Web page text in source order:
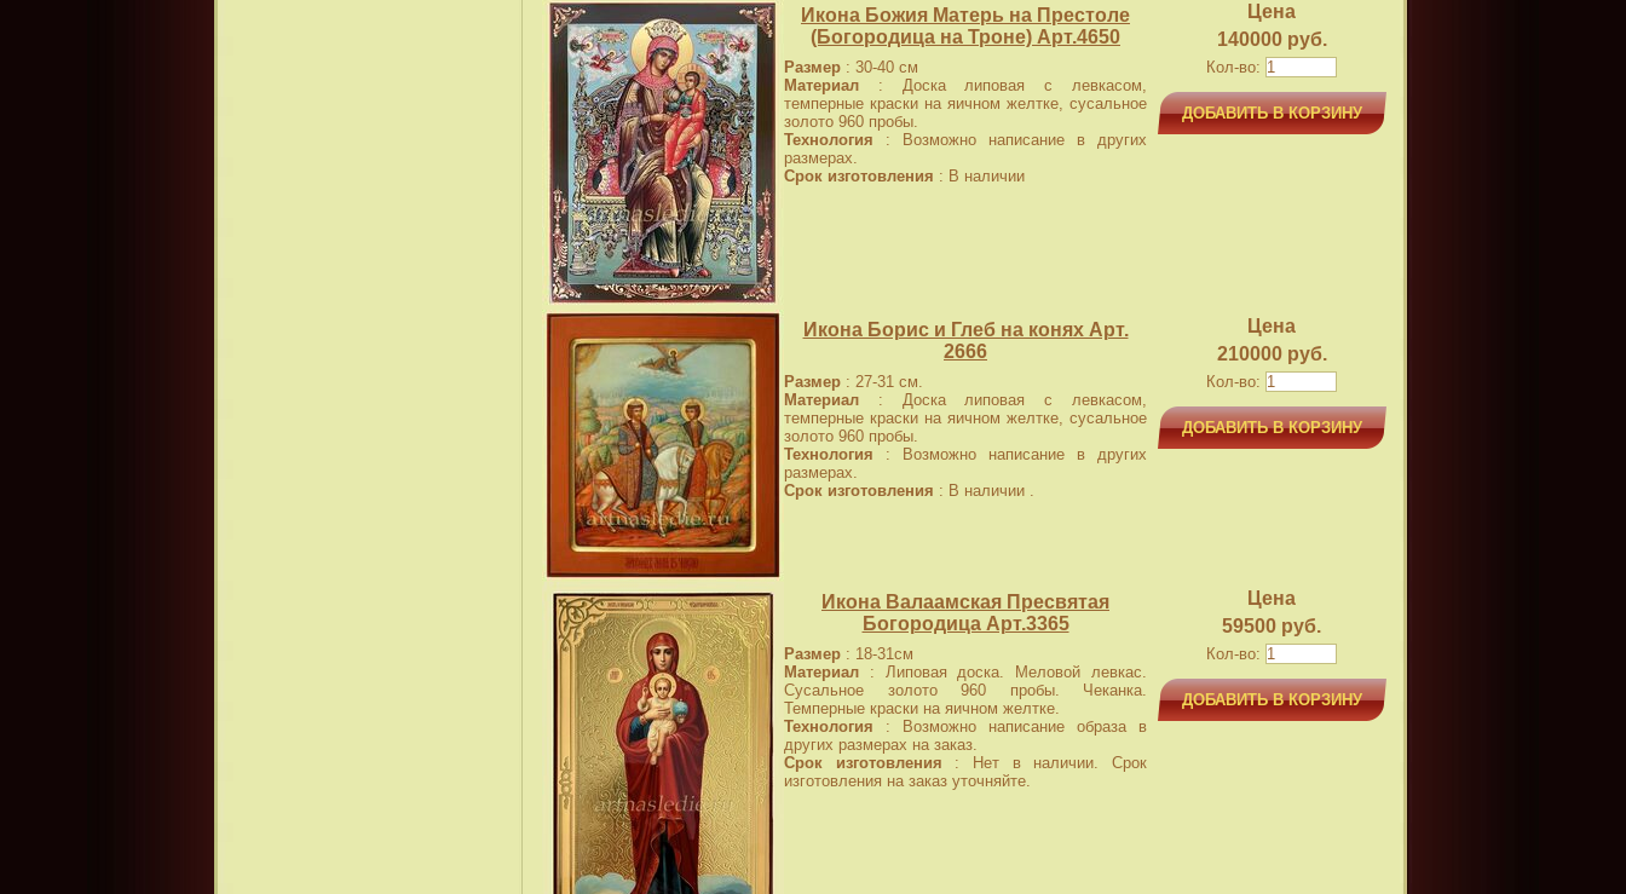
Икона Божия Матерь на Престоле
(Богородица на Троне) Арт.4650
Размер : 30-40 см
Материал : Доска липовая с левкасом,
темперные краски на яичном желтке, сусальное
золото 960 пробы.
Технология : Возможно написание в других
размерах.
Срок изготовления : В наличии
Цена
140000 руб.
Кол-во:
ДОБАВИТЬ В КОРЗИНУ
Икона Борис и Глеб на конях Арт.
2666
Размер : 27-31 см.
Материал : Доска липовая с левкасом,
темперные краски на яичном желтке, сусальное
золото 960 пробы.
Технология : Возможно написание в других
размерах.
Срок изготовления : В наличии .
Цена
210000 руб.
Кол-во:
ДОБАВИТЬ В КОРЗИНУ
Икона Валаамская Пресвятая
Богородица Арт.3365
Размер : 18-31см
Материал : Липовая доска. Меловой левкас.
Сусальное золото 960 пробы. Чеканка.
Темперные краски на яичном желтке.
Технология : Возможно написание образа в
других размерах на заказ.
Срок изготовления : Нет в наличии. Срок
изготовления на заказ уточняйте.
Цена
59500 руб.
Кол-во:
ДОБАВИТЬ В КОРЗИНУ